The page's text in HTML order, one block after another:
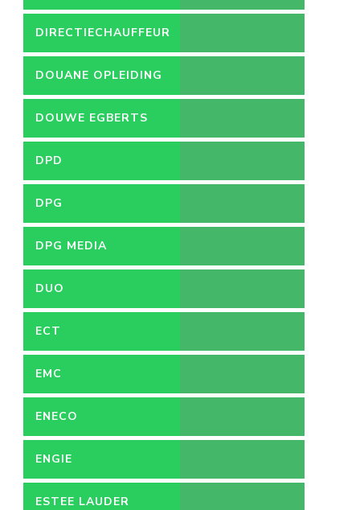
DIRECTIECHAUFFEUR
DOUANE OPLEIDING
DOUWE EGBERTS
DPD
DPG
DPG MEDIA
DUO
ECT
EMC
ENECO
ENGIE
ESTEE LAUDER